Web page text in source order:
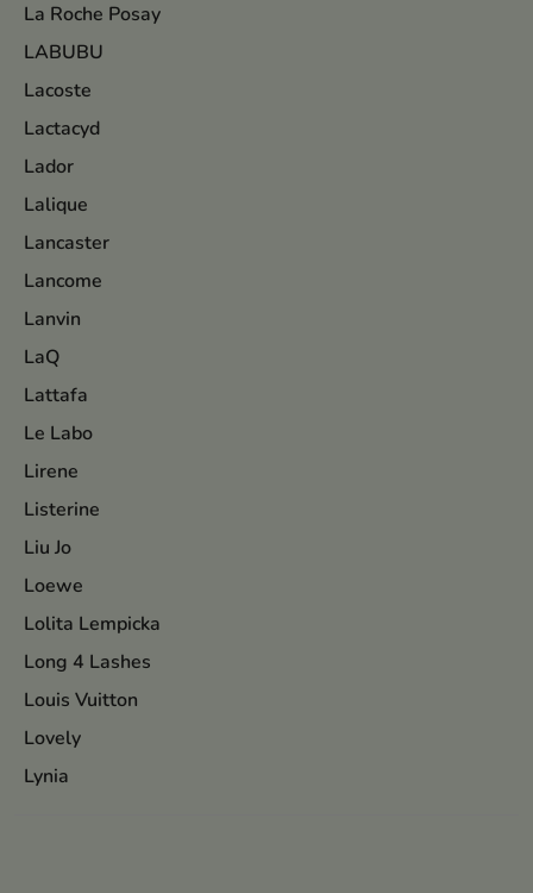
La Roche Posay
LABUBU
Lacoste
Lactacyd
Lador
Lalique
Lancaster
Lancome
Lanvin
LaQ
Lattafa
Le Labo
Lirene
Listerine
Liu Jo
Loewe
Lolita Lempicka
Long 4 Lashes
Louis Vuitton
Lovely
Lynia